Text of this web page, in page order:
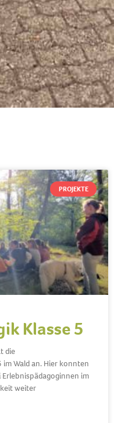
PROJEKTE
Klasse 5
die
im Wald an. Hier konnten
Erlebnispädagoginnen im
weiter